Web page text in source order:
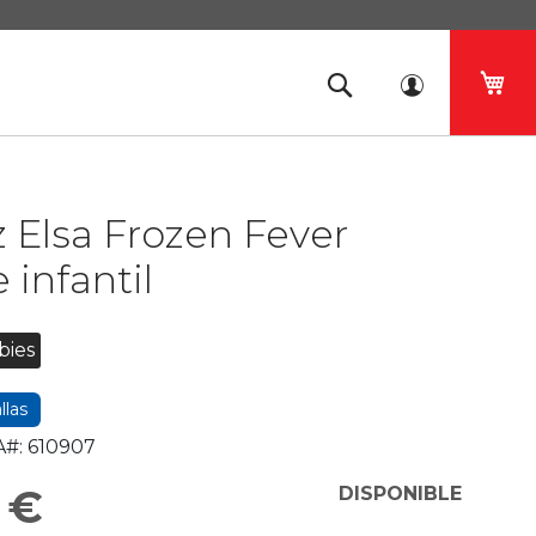
Elsa Frozen Fever
infantil
610907
€ DISPONIBLE